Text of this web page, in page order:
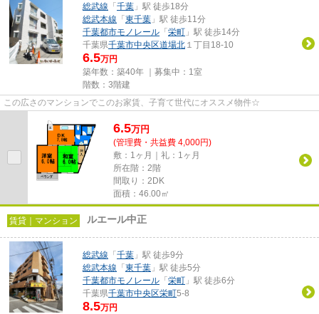
総武線 「 千葉 」駅 徒歩18分
総武本線 「 東千葉 」駅 徒歩11分
千葉都市モノレール 「 栄町 」駅 徒歩14分
千葉県千葉市中央区道場北 １丁目18-10
6.5万円
築年数：築40年 ｜募集中： 1室
階数：3階建
この広さのマンションでこのお家賃、子育て世代にオススメ物件☆
6.5万円
(管理費・共益費 4,000円)
敷：1ヶ月｜礼：1ヶ月
所在階：2階
間取り：2DK
面積：46.00㎡
賃貸｜マンション ルエール中正
総武線 「 千葉 」駅 徒歩9分
総武本線 「 東千葉 」駅 徒歩5分
千葉都市モノレール 「 栄町 」駅 徒歩6分
千葉県千葉市中央区栄町5-8
8.5万円